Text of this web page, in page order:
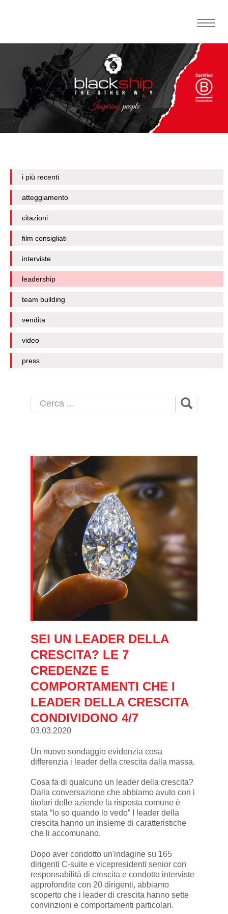
Toggle
i più recenti
atteggiamento
citazioni
film consigliati
interviste
leadership
team building
vendita
video
press
SEI UN LEADER DELLA
CRESCITA? LE 7
CREDENZE E
COMPORTAMENTI CHE I
LEADER DELLA CRESCITA
CONDIVIDONO 4/7
03.03.2020
Un nuovo sondaggio evidenzia cosa
differenzia i leader della crescita dalla massa.
Cosa fa di qualcuno un leader della crescita?
Dalla conversazione che abbiamo avuto con i
titolari delle aziende la risposta comune è
stata “lo so quando lo vedo” I leader della
crescita hanno un insieme di caratteristiche
che li accomunano.
Dopo aver condotto un'indagine su 165
dirigenti C-suite e vicepresidenti senior con
responsabilità di crescita e condotto interviste
approfondite con 20 dirigenti, abbiamo
scoperto che i leader di crescita hanno sette
convinzioni e comportamenti particolari.